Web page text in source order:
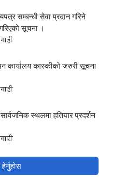
सम्बन्धी सेवा प्रदान गरिने
सूचना ।
कार्यालय कास्कीको जरुरी सूचना
स्थलमा हतियार प्रदर्शन